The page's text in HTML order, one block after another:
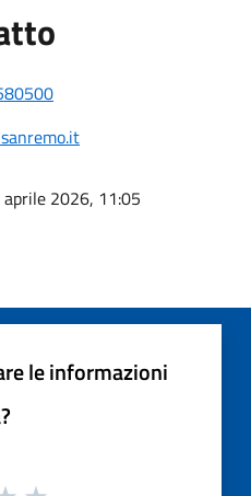
aprile 2026, 11:05
le informazioni